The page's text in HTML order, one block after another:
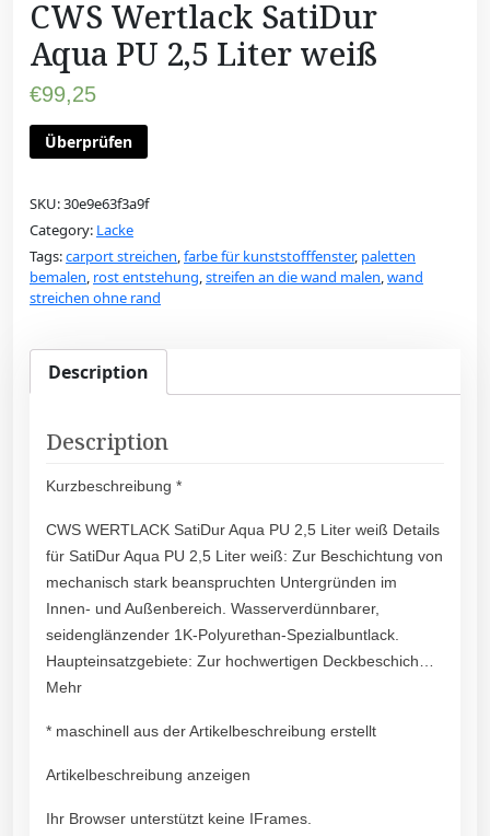
CWS Wertlack SatiDur
Aqua PU 2,5 Liter weiß
€99,25
Überprüfen
SKU:30e9e63f3a9f
Category: Lacke
Tags:carport streichen,farbe für kunststofffenster, paletten
bemalen, rost entstehung,streifen an die wand malen,wand
streichen ohne rand
Description
Description
Kurzbeschreibung *
CWS WERTLACK SatiDur Aqua PU 2,5 Liter weiß Details
für SatiDur Aqua PU 2,5 Liter weiß: Zur Beschichtung von
mechanisch stark beanspruchten Untergründen im
Innen- und Außenbereich. Wasserverdünnbarer,
seidenglänzender 1K-Polyurethan-Spezialbuntlack.
Haupteinsatzgebiete: Zur hochwertigen Deckbeschich…
Mehr
* maschinell aus der Artikelbeschreibung erstellt
Artikelbeschreibung anzeigen
Ihr Browser unterstützt keine IFrames.